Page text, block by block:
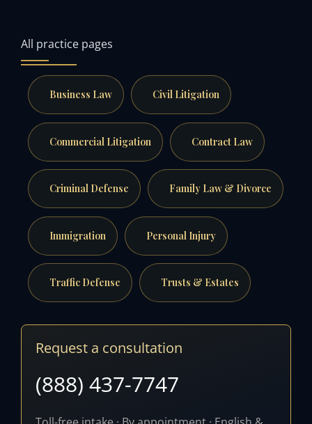
All practice pages
Business Law Civil Litigation
Commercial Litigation Contract Law
Criminal Defense Family Law & Divorce
Immigration Personal Injury
Traffic Defense Trusts & Estates
Request a consultation
(888) 437-7747